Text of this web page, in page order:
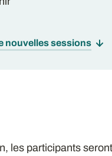
nouvelles sessions
les participants